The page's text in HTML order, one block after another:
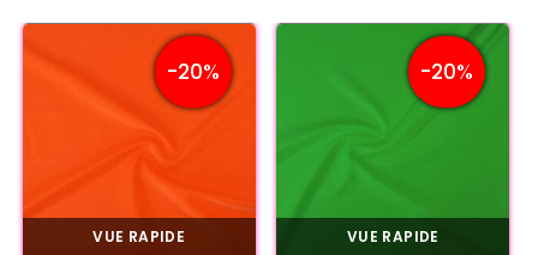
-20%
VUE RAPIDE
-20%
VUE RAPIDE